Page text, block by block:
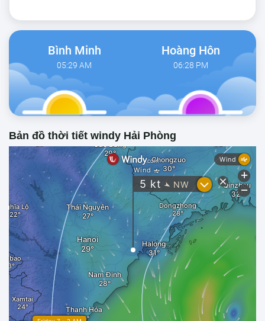
Bình Minh
05:29 AM
Hoàng Hôn
06:28 PM
Bản đồ thời tiết windy Hải Phòng